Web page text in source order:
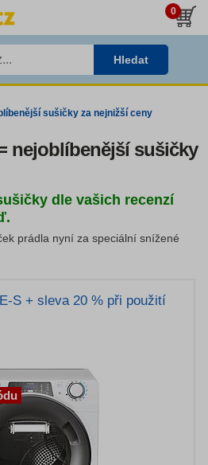
0
Hledat
sušičky za nejnižší ceny
nejoblíbenější sušičky
dle vašich recenzí
prádla nyní za speciální snížené
S + sleva 20 % při použití